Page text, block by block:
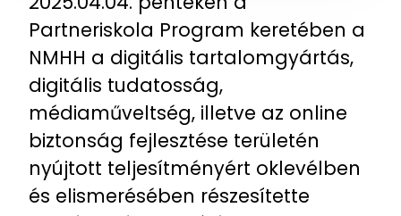
Partneriskola Program keretében a
NMHH a digitális tartalom­gyártás,
digitális tudatosság,
médiaműveltség, illetve az online
biztonság fejlesztése területén
nyújtott teljesítményért oklevélben
és elismerésében részesítette